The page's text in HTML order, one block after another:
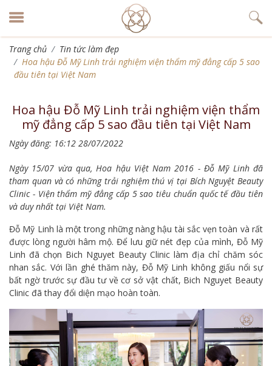
Trang chủ
Tin tức làm đẹp
Hoa hậu Đỗ Mỹ Linh trải nghiệm viện thẩm mỹ đẳng cấp 5 sao
đầu tiên tại Việt Nam
Hoa hậu Đỗ Mỹ Linh trải nghiệm viện thẩm
mỹ đẳng cấp 5 sao đầu tiên tại Việt Nam
Ngày đăng: 16:12 28/07/2022
Ngày 15/07 vừa qua, Hoa hậu Việt Nam 2016 - Đỗ Mỹ Linh đã
tham quan và có những trải nghiệm thú vị tại Bích Nguyệt Beauty
Clinic - Viện thẩm mỹ đẳng cấp 5 sao tiêu chuẩn quốc tế đầu tiên
và duy nhất tại Việt Nam.
Đỗ Mỹ Linh là một trong những nàng hậu tài sắc vẹn toàn và rất
được lòng người hâm mộ. Để lưu giữ nét đẹp của mình, Đỗ Mỹ
Linh đã chọn Bich Nguyet Beauty Clinic làm địa chỉ chăm sóc
nhan sắc. Với lần ghé thăm này, Đỗ Mỹ Linh không giấu nổi sự
bất ngờ trước sự đầu tư về cơ sở vật chất, Bich Nguyet Beauty
Clinic đã thay đổi diện mạo hoàn toàn.